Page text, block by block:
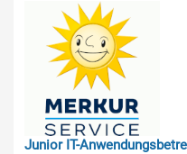
Junior IT-